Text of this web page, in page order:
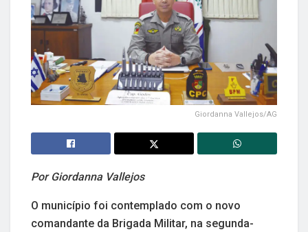
Giordanna Vallejos/AG
Por Giordanna Vallejos
O município foi contemplado com o novo
comandante da Brigada Militar, na segunda-